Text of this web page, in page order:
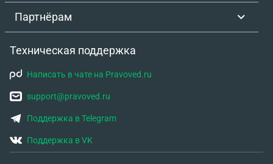
Партнёрам
Техническая поддержка
Написать в чате на Pravoved.ru
support@pravoved.ru
Поддержка в Telegram
Поддержка в VK